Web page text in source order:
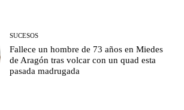
SUCESOS
Fallece un hombre de 73 años en Miedes
de Aragón tras volcar con un quad esta
pasada madrugada